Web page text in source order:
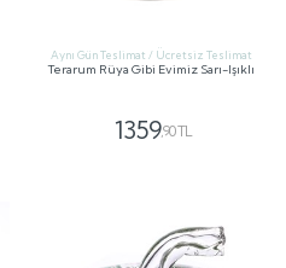
Aynı Gün Teslimat / Ücretsiz Teslimat
Terarum Rüya Gibi Evimiz Sarı-Işıklı
1359,90 TL